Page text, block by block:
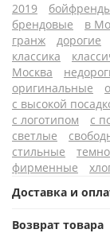
2019
брендовые
в
гранж
дорогие
классика
Москва
оригинальные
с высокой
с логотипом
с
светлые
стильные
фирменные
Доставка и
Возврат товара